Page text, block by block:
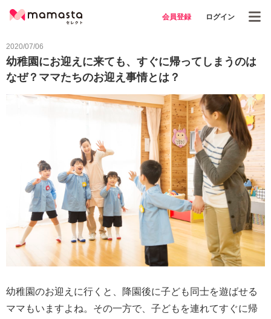
会員登録 ログイン
2020/07/06
幼稚園にお迎えに来ても、すぐに帰ってしまうのは
なぜ？ママたちのお迎え事情とは？
幼稚園のお迎えに行くと、降園後に子ども同士を遊ばせる
ママもいますよね。その一方で、子どもを連れてすぐに帰